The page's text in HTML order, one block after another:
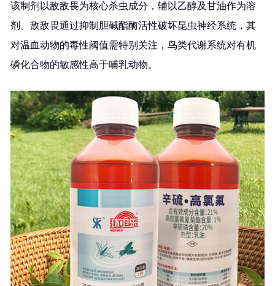
该制剂以敌敌畏为核心杀虫成分，辅以乙醇及甘油作为溶
剂。敌敌畏通过抑制胆碱酯酶活性破坏昆虫神经系统，其
对温血动物的毒性阈值需特别关注，鸟类代谢系统对有机
磷化合物的敏感性高于哺乳动物。